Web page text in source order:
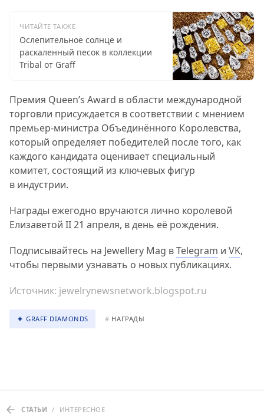
ЧИТАЙТЕ ТАКЖЕ
Ослепительное солнце и
раскаленный песок в коллекции
Tribal от Graff
Премия Queen’s Award в области международной
торговли присуждается в соответствии с мнением
премьер-министра Объединённого Королевства,
который определяет победителей после того, как
каждого кандидата оценивает специальный
комитет, состоящий из ключевых фигур
в индустрии.
Награды ежегодно вручаются лично королевой
Елизаветой II 21 апреля, в день её рождения.
Подписывайтесь на Jewellery Mag вTelegram и VK,
чтобы первыми узнавать о новых публикациях.
Источник: jewelrynewsnetwork.blogspot.ru
GRAFF DIAMONDS # НАГРАДЫ
СТАТЬИ / ИНТЕРЕСНОЕ